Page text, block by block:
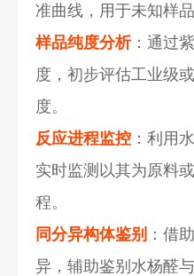
准曲线，用于未知样品
样品纯度分析：通过
度，初步评估工业级
度。
反应进程监控 ：利用
实时监测以其为原料
程。
同分异构体鉴别 ：借
异，辅助鉴别水杨醛